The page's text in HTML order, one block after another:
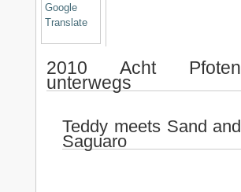
Google
Translate
2010 Acht Pfoten
unterwegs
Teddy meets Sand and
Saguaro